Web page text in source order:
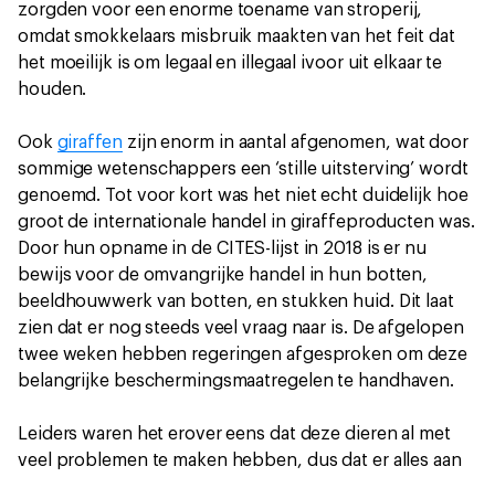
zorgden voor een enorme toename van stroperij,
omdat smokkelaars misbruik maakten van het feit dat
het moeilijk is om legaal en illegaal ivoor uit elkaar te
houden.
Ook giraffen zijn enorm in aantal afgenomen, wat door
sommige wetenschappers een ‘stille uitsterving’ wordt
genoemd. Tot voor kort was het niet echt duidelijk hoe
groot de internationale handel in giraffeproducten was.
Door hun opname in de CITES-lijst in 2018 is er nu
bewijs voor de omvangrijke handel in hun botten,
beeldhouwwerk van botten, en stukken huid. Dit laat
zien dat er nog steeds veel vraag naar is. De afgelopen
twee weken hebben regeringen afgesproken om deze
belangrijke beschermingsmaatregelen te handhaven.
Leiders waren het erover eens dat deze dieren al met
veel problemen te maken hebben, dus dat er alles aan